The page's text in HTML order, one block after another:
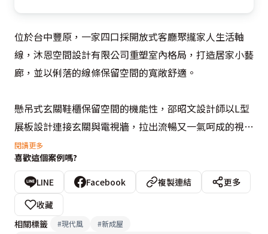
位於台中豐原，一家四口採開放式客廳聚攏家人生活軸
線，沐恩空間設計有限公司重塑室內格局，打造居家小藝
廊，並以俐落的線條保留空間的寬敞舒適。
懸吊式玄關鞋櫃保留空間的機能性，邵昭文設計師以L型
展板設計連接玄關與電視牆，拉出流暢又一氣呵成的視覺
動線；電視牆側則因應展板而有了擴充的收納機櫃設置，
提升空間的使用彈性。開放式公共空間結合了書房與客
廳，滿足屋主在書房也能看電視的需求，並以輕淺色系和
材質定調視覺主軸，結合落地窗引入的大面積採光，營造
溫潤和煦的聚享空間。
閱讀更多
喜歡這個案例嗎?
LINE Facebook 複製連結
更多
收藏
相關標籤
#現代風 #新成屋